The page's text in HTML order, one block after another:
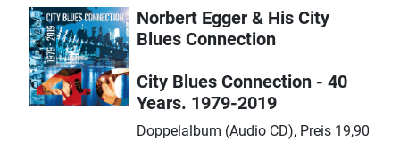
Norbert Egger & His City
Blues Connection
City Blues Connection - 40
Years. 1979-2019
Doppelalbum (Audio CD), Preis 19,90